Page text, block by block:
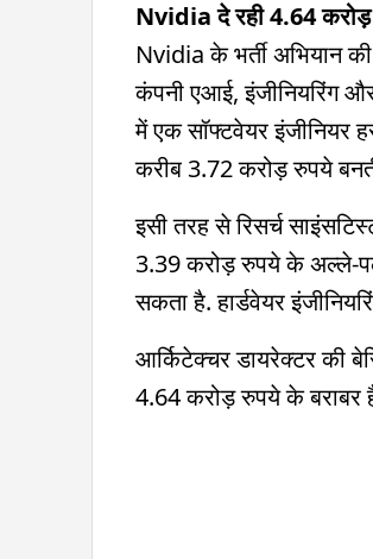
Nvidia दे रही 4.64
Nvidia के भर्ती अभियान
कंपनी एआई, इंजीनियरिंग
में एक सॉफ्टवेयर इंजीनियर
करीब 3.72 करोड़ रुपये
इसी तरह से रिसर्च
3.39 करोड़ रुपये के अल्ले-
सकता है. हार्डवेयर
आर्किटेक्चर डायरेक्टर की
4.64 करोड़ रुपये के बराबर